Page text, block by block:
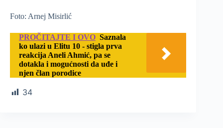
Foto: Arnej Misirlić
PROČITAJTE I OVO Saznala
ko ulazi u Elitu 10 - stigla prva
reakcija Aneli Ahmić, pa se
dotakla i mogućnosti da uđe i
njen član porodice
34